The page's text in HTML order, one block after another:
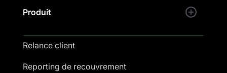
Produit
Relance client
Reporting de recouvrement